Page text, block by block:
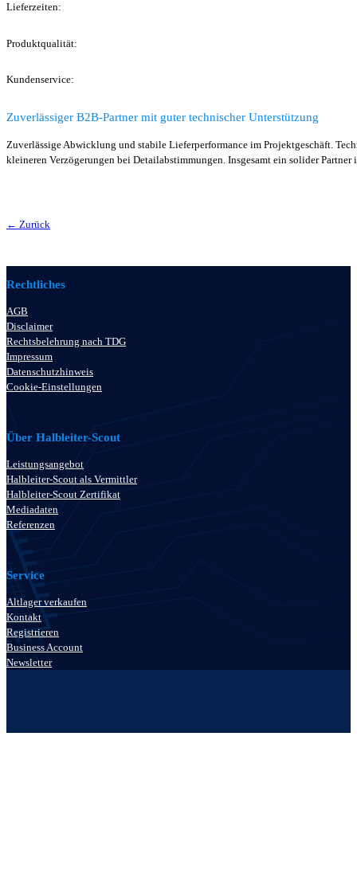
Lieferzeiten:
Produkt­qualität:
Kunden­service:
Zuverlässiger B2B-Partner mit guter technischer Unterstützung
Zuverlässige Abwicklung und stabile Lieferperformance im Projektgeschäft.
kleineren Verzögerungen bei Detailabstimmungen. Insgesamt ein solider
← Zurück
Rechtliches
AGB
Disclaimer
Rechtsbelehrung nach TDG
Impressum
Datenschutzhinweis
Cookie-Einstellungen
Über Halbleiter-Scout
Leistungsangebot
Halbleiter-Scout als Vermittler
Halbleiter-Scout Zertifikat
Mediadaten
Referenzen
Service
Altlager verkaufen
Kontakt
Registrieren
Business Account
Newsletter